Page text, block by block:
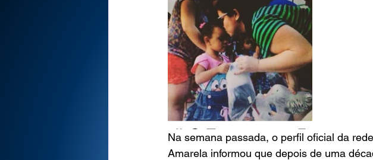
Na semana passada, o perfil oficial da
Amarela informou que depois de uma